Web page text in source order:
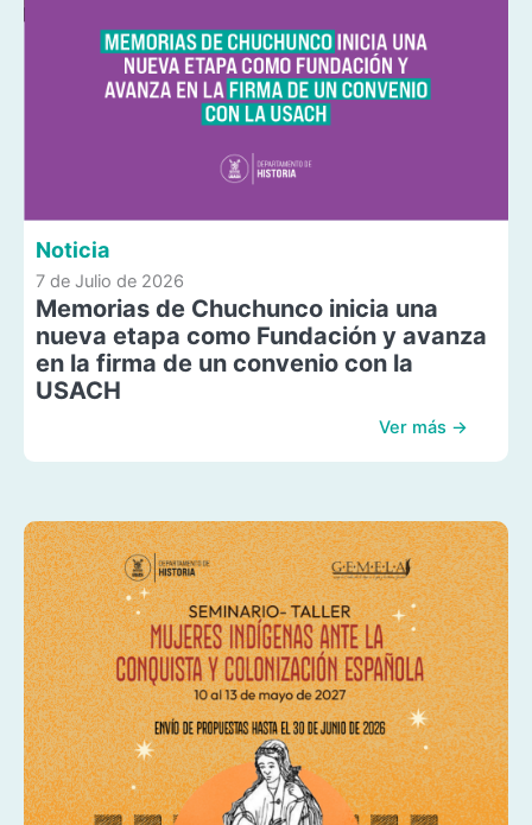
Noticia
7 de Julio de 2026
Memorias de Chuchunco inicia una
nueva etapa como Fundación y avanza
en la firma de un convenio con la
USACH
Ver más →